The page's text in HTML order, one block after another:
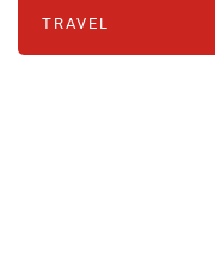
TRAVEL